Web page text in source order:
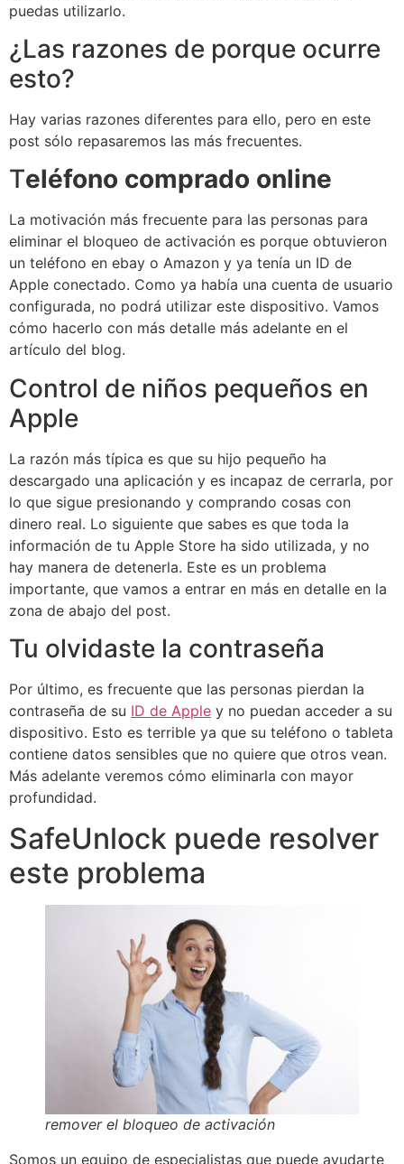
puedas utilizarlo.
¿Las razones de porque ocurre
esto?
Hay varias razones diferentes para ello, pero en este
post sólo repasaremos las más frecuentes.
Teléfono comprado online
La motivación más frecuente para las personas para
eliminar el bloqueo de activación es porque obtuvieron
un teléfono en ebay o Amazon y ya tenía un ID de
Apple conectado. Como ya había una cuenta de usuario
configurada, no podrá utilizar este dispositivo. Vamos
cómo hacerlo con más detalle más adelante en el
artículo del blog.
Control de niños pequeños en
Apple
La razón más típica es que su hijo pequeño ha
descargado una aplicación y es incapaz de cerrarla, por
lo que sigue presionando y comprando cosas con
dinero real. Lo siguiente que sabes es que toda la
información de tu Apple Store ha sido utilizada, y no
hay manera de detenerla. Este es un problema
importante, que vamos a entrar en más en detalle en la
zona de abajo del post.
Tu olvidaste la contraseña
Por último, es frecuente que las personas pierdan la
contraseña de su ID de Apple y no puedan acceder a su
dispositivo. Esto es terrible ya que su teléfono o tableta
contiene datos sensibles que no quiere que otros vean.
Más adelante veremos cómo eliminarla con mayor
profundidad.
SafeUnlock puede resolver
este problema
remover el bloqueo de activación
Somos un equipo de especialistas que puede ayudarte